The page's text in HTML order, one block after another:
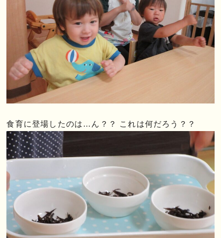
食育に登場したのは…ん？？ これは何だろう？？